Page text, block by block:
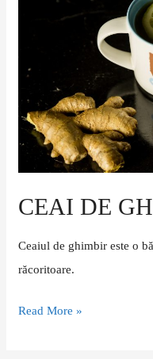
CEAI DE
Ceaiul de ghimbir este o
răcoritoare.
Read More »